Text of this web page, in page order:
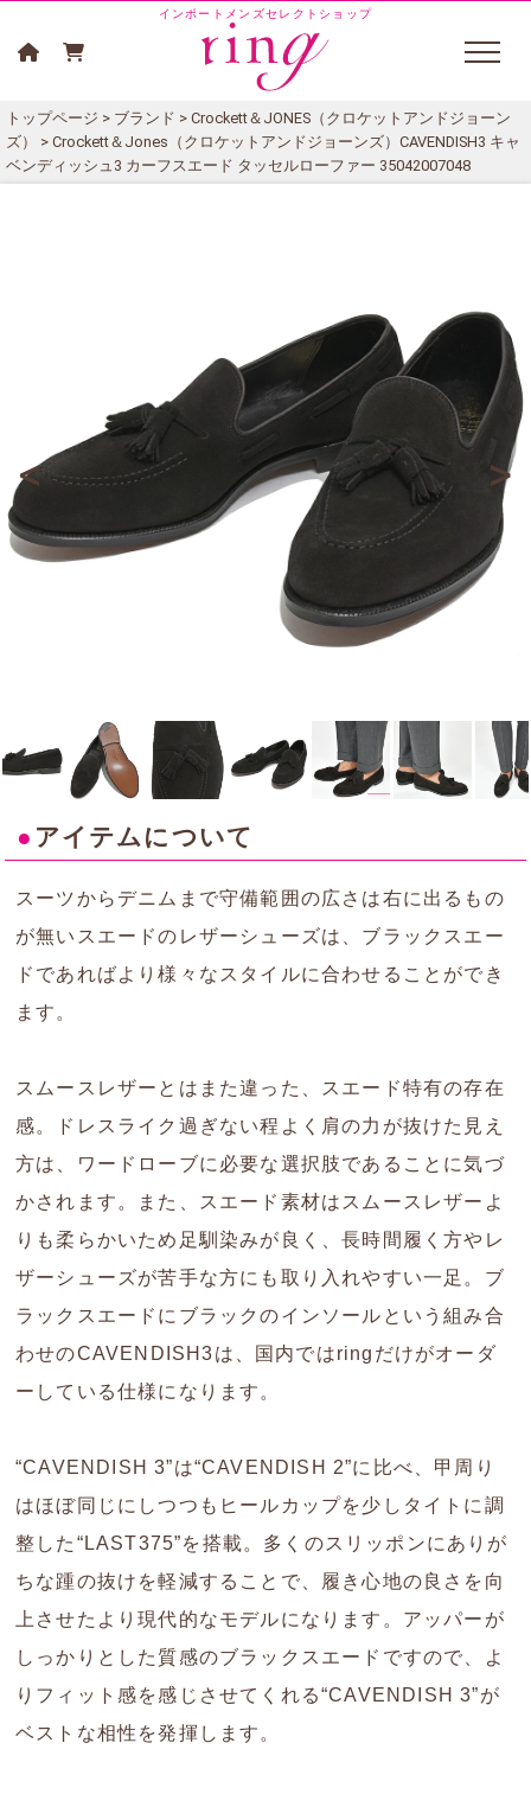
インポートメンズセレクトショップ
トップページ > ブランド > Crockett＆JONES（クロケットアンドジョーン
ズ）
> Crockett＆Jones（クロケットアンドジョーンズ）CAVENDISH3 キャ
ベンディッシュ3 カーフスエード タッセルローファー 35042007048
● アイテムについて
スーツからデニムまで守備範囲の広さは右に出るもの
が無いスエードのレザーシューズは、ブラックスエー
ドであればより様々なスタイルに合わせることができ
ます。
スムースレザーとはまた違った、スエード特有の存在
感。ドレスライク過ぎない程よく肩の力が抜けた見え
方は、ワードローブに必要な選択肢であることに気づ
かされます。また、スエード素材はスムースレザーよ
りも柔らかいため足馴染みが良く、長時間履く方やレ
ザーシューズが苦手な方にも取り入れやすい一足。ブ
ラックスエードにブラックのインソールという組み合
わせのCAVENDISH3は、国内ではringだけがオーダ
ーしている仕様になります。
“CAVENDISH 3”は“CAVENDISH 2”に比べ、甲周り
はほぼ同じにしつつもヒールカップを少しタイトに調
整した“LAST375”を搭載。多くのスリッポンにありが
ちな踵の抜けを軽減することで、履き心地の良さを向
上させたより現代的なモデルになります。アッパーが
しっかりとした質感のブラックスエードですので、よ
りフィット感を感じさせてくれる“CAVENDISH 3”が
ベストな相性を発揮します。